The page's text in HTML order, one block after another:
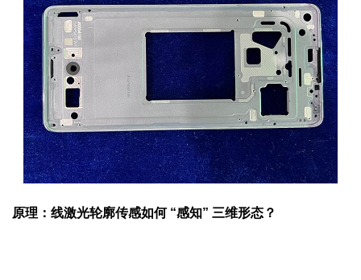
原理：线激光轮廓传感如何 “感知” 三维形态？